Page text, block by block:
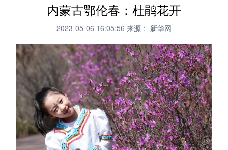
学习进行时 高层 时政
财经 网评
台湾 思客智库 全球连线 教育
科技 科创 量子 体育
文化 书画 健康 军事
访谈 视频 图片 政务
法律 中央文件 金融 汽车
内蒙古鄂伦春：杜鹃花开
2023-05-06 16:05:56 来源： 新华网